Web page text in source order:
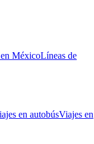
MéxicoLíneas de
en autobúsViajes en